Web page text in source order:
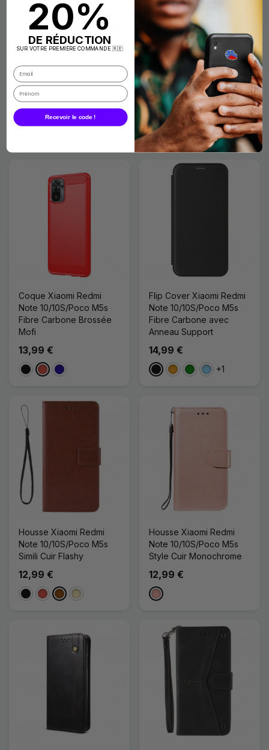
Redmi Note 10/10S/Poco
M5s Miroir et Simili Cuir
13,99 €
Bleu Foncé
Bleu Clair
Argenté
+1
Housse Xiaomi Redmi
Note 10/10S/Poco M5s
Tissu et Effet Cuir à
Lanière
13,99 €
Bleu Foncé
Coque Xiaomi Redmi
Note 10/10S/Poco M5s
Fibre Carbone Brossée
Mofi
13,99 €
NoirRougeBleu Foncé
Flip Cover Xiaomi Redmi
Note 10/10S/Poco M5s
Fibre Carbone avec
Anneau Support
14,99 €
NoirOrange
VertBleu Clair
+1
Housse Xiaomi Redmi
Note 10/10S/Poco M5s
Simili Cuir Flashy
12,99 €
NoirRougeMarron
Doré
Housse Xiaomi Redmi
Note 10/10S/Poco M5s
Style Cuir Monochrome
12,99 €
Or Rose
20%
DE RÉDUCTION
SUR VOTRE PREMIÈRE COMMANDE 🇷🇪
Recevoir le code !